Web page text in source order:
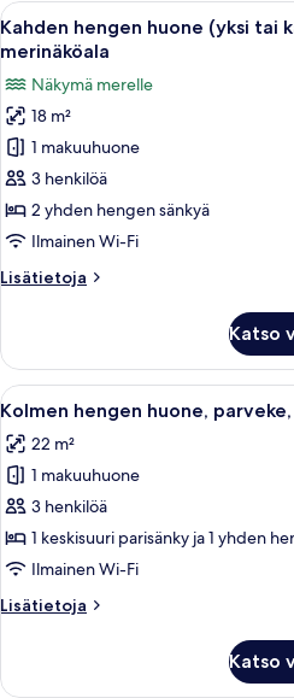
Avaa
kaikki
Kahden
hengen
huone
(yksi
tai
kaksi
parveke,
6
Kahden hengen huone (yksi tai
merinäköala
Näkymä merelle
18 m²
1 makuuhuone
3 henkilöä
2 yhden hengen sänkyä
Ilmainen Wi-Fi
Lisätietoja
Lisätietoja
huone
(yksi
tai
sänkyä),
parveke,
merinäköala
Katso
Avaa
kaikki
huonetyypin
Kolmen
hengen
huone,
parveke,
kuvat
9
Kolmen hengen huone,
22 m²
1 makuuhuone
3 henkilöä
1 keskisuuri parisänky ja 1 yhden
Ilmainen Wi-Fi
Lisätietoja
Lisätietoja
huone,
Katso